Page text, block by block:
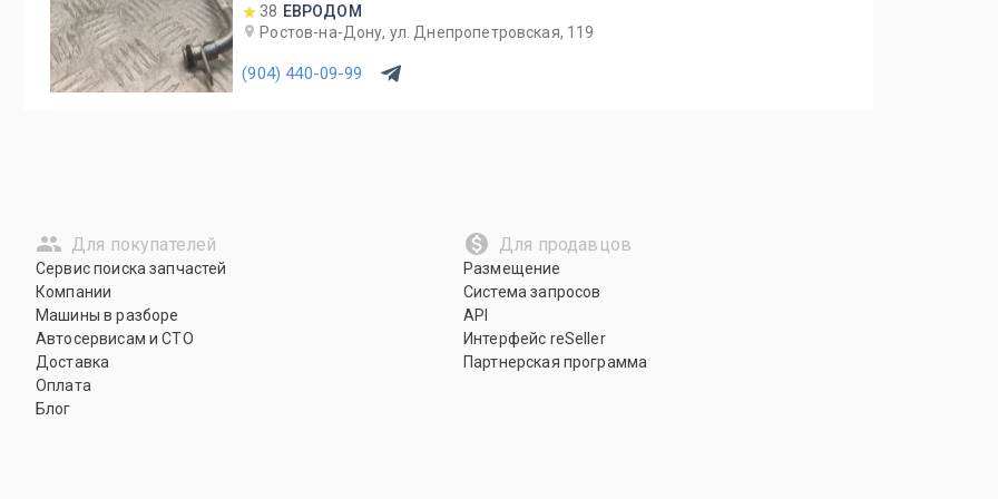
38 ЕВРОДОМ
Ростов-на-Дону, ул. Днепропетровская, 119
(904) 440-09-99
Для покупателей
Сервис поиска запчастей
Компании
Машины в разборе
Автосервисам и СТО
Доставка
Оплата
Блог
Для продавцов
Размещение
Система запросов
API
Интерфейс reSeller
Партнерская программа